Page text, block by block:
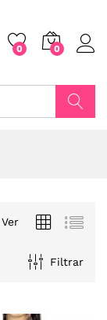
0 0
Ver
Filtrar